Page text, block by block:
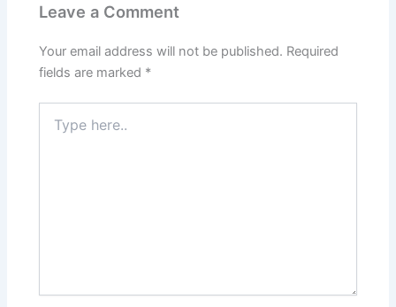
Leave a Comment
Your email address will not be published. Required
fields are marked *
here..